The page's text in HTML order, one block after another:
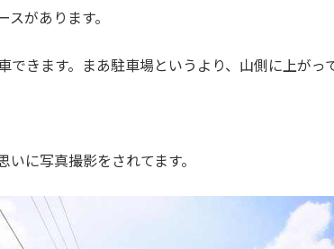
があります。
できます。まあ駐車場というより、山側に上がっ
に写真撮影をされてます。